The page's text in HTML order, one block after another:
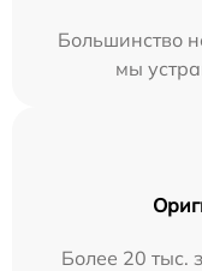
Большинство
мы
Более 20 тыс.